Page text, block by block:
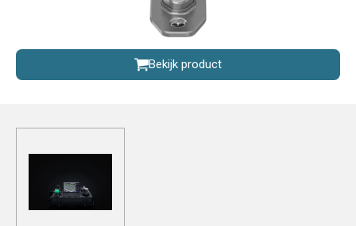
Bekijk product